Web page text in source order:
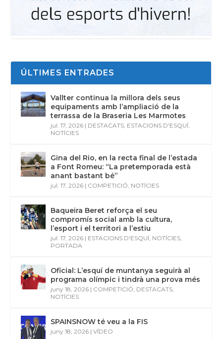
ÚLTIMES ENTRADES
Vallter continua la millora dels seus
equipaments amb l’ampliació de la
terrassa de la Braseria Les Marmotes
jul. 17, 2026 | DESTACATS ESTACIONS D'ESQUÍ
NOTÍCIES
Gina del Rio, en la recta final de l’estada
a Font Romeu: “La pretemporada està
anant bastant bé”
jul. 17, 2026 | COMPETICIÓ NOTÍCIES
Baqueira Beret reforça el seu
compromís social amb la cultura,
l’esport i el territori a l’estiu
jul. 17, 2026 | ESTACIONS D'ESQUÍ NOTÍCIES
PORTADA
Oficial: L’esquí de muntanya seguirà al
programa olímpic i tindrà una prova més
juny 18, 2026 | COMPETICIÓ DESTACATS
NOTÍCIES
SPAINSNOW té veu a la FIS
juny 18, 2026 |VÍDEO